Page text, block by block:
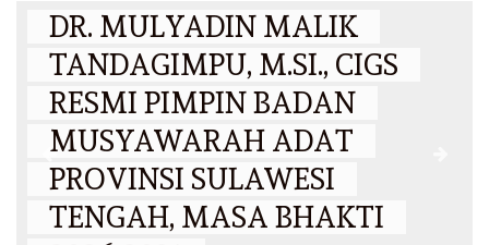
DR. MULYADIN MALIK
TANDAGIMPU, M.SI., CIGS
RESMI PIMPIN BADAN
MUSYAWARAH ADAT
PROVINSI SULAWESI
TENGAH, MASA BHAKTI